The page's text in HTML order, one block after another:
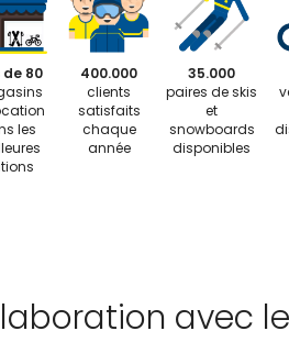
de 80
les
400.000
clients
satisfaits
chaque
année
35.000
paires de skis
et
snowboards
disponibles
avec